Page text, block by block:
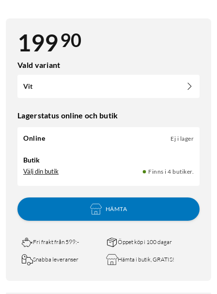
19990
Vald variant
Vit
Lagerstatus online och butik
Online Ej i lager
Butik
Välj din butik Finns i 4 butiker.
HÄMTA
Fri frakt från 599:- Öppet köp i 100 dagar
Snabba leveranser Hämta i butik, GRATIS!